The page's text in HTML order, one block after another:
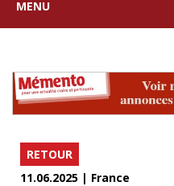
MENU
RETOUR
11.06.2025 | France